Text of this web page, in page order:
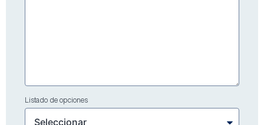
Listado de opciones